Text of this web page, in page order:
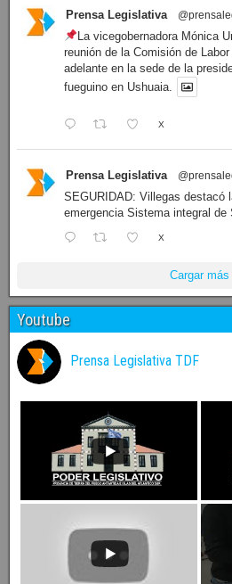
Prensa Legislativa
La vicegobernadora Mónica
reunión de la Comisión de
adelante en la sede de la
fueguino en Ushuaia.
X
Prensa Legislativa
SEGURIDAD: Villegas destacó
emergencia Sistema integral de
X
Cargar más
Youtube
Prensa Legislativa TDF